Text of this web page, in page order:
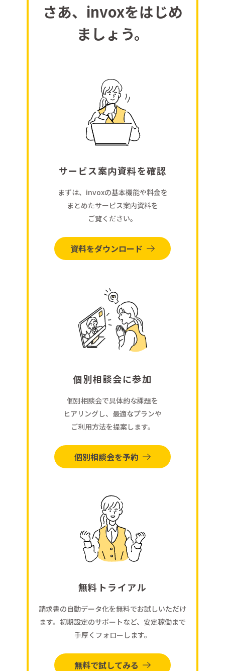
さあ、invoxをはじめ
ましょう。
サービス案内資料を確認
まずは、invoxの基本機能や料金を
まとめたサービス案内資料を
ご覧ください。
資料をダウンロード
個別相談会に参加
個別相談会で具体的な課題を
ヒアリングし、最適なプランや
ご利用方法を提案します。
個別相談会を予約
無料トライアル
請求書の自動データ化を無料でお試しいただけ
ます。初期設定のサポートなど、安定稼働まで
手厚くフォローします。
無料で試してみる